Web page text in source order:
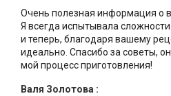
Очень полезная информация о
Я всегда испытывала
и теперь, благодаря вашему
идеально. Спасибо за советы,
мой процесс приготовления!
Валя Золотова :